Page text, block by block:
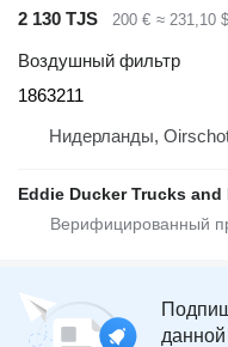
2 130 TJS 200 € ≈ 231,10 $
Воздушный фильтр
1863211
Нидерланды,
Eddie Ducker Trucks and